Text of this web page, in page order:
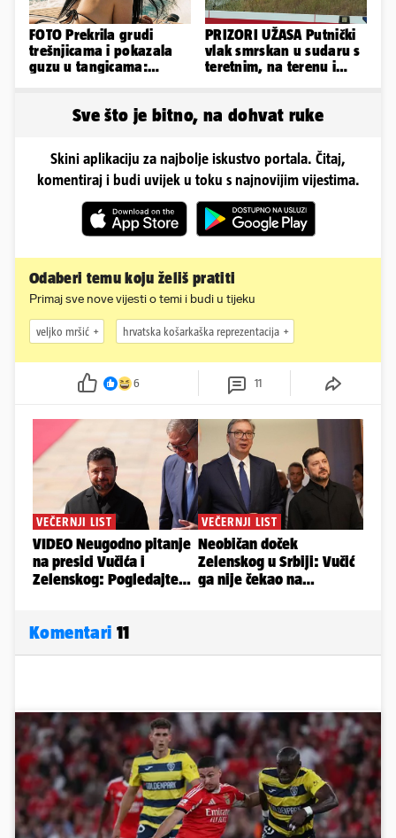
FOTO Prekrila grudi
trešnjicama i pokazala
guzu u tangicama:
PRIZORI UŽASA Putnički
vlak smrskan u sudaru s
teretnim, na terenu i
Sve što je bitno, na dohvat ruke
Skini aplikaciju za najbolje iskustvo portala. Čitaj,
komentiraj i budi uvijek u toku s najnovijim vijestima.
Odaberi temu koju želiš pratiti
Primaj sve nove vijesti o temi i budi u tijeku
veljko mršić hrvatska košarkaška reprezentacija
6 11
Komentari 11